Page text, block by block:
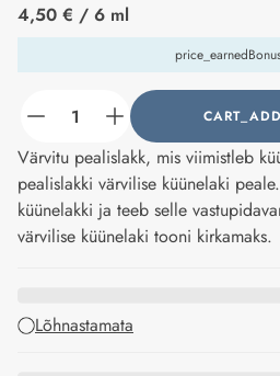
price_label
4,50 € / 6 ml
counter_current
Värvitu pealislakk, mis viimistleb
pealislakki värvilise küünelaki
küünelakki ja teeb selle
värvilise küünelaki tooni kirkamaks.
Lõhnastamata